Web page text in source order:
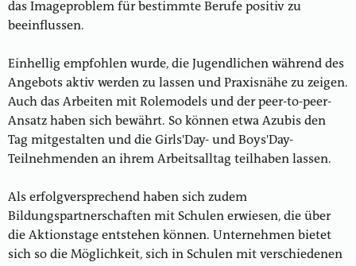
das Imageproblem für bestimmte Berufe positiv zu
beeinflussen.
Einhellig empfohlen wurde, die Jugendlichen während des
Angebots aktiv werden zu lassen und Praxisnähe zu zeigen.
Auch das Arbeiten mit Rolemodels und der peer-to-peer-
Ansatz haben sich bewährt. So können etwa Azubis den
Tag mitgestalten und die Girls'Day- und Boys'Day-
Teilnehmenden an ihrem Arbeitsalltag teilhaben lassen.
Als erfolgversprechend haben sich zudem
Bildungspartnerschaften mit Schulen erwiesen, die über
die Aktionstage entstehen können. Unternehmen bietet
sich so die Möglichkeit, sich in Schulen mit verschiedenen